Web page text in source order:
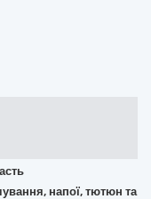
напої, тютюн та